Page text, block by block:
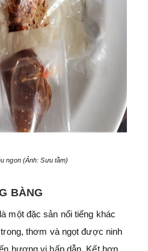
ngon (Ảnh: Sưu tầm)
BÀNG
là một đặc sản nổi tiếng khác
thơm và ngọt được ninh